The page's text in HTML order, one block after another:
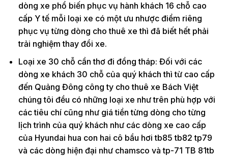
dòng xe phổ biến phục vụ hành khách 16 chỗ cao
cấp Y tế mỗi loại xe có một ưu nhược điểm riêng
phục vụ từng dòng cho thuê xe thì đã biết hết phải
trải nghiệm thay đổi xe.
Loại xe 30 chỗ cần thơ đi đồng tháp: Đối với các
dòng xe khách 30 chỗ của quý khách thì từ cao cấp
đến Quảng Đông công ty cho thuê xe Bách Việt
chúng tôi đều có những loại xe như trên phù hợp với
các tiêu chí cũng như giá tiền từng dòng cho từng
lịch trình của quý khách như các dòng xe cao cấp
của Hyundai hua con hai cô bầu hơi tb85 tb82 tp79
và các dòng hiện đại như chamsco và tp-71 TB 81tb